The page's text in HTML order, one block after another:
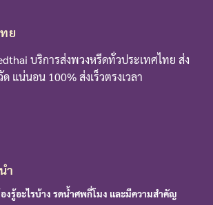
ย
บริการส่งพวงหรีดทั่วประเทศไทย ส่ง
แน่นอน 100% ส่งเร็วตรงเวลา
ำ
งรู้อะไรบ้าง รดน้ำศพกี่โมง และมีความสำคัญ